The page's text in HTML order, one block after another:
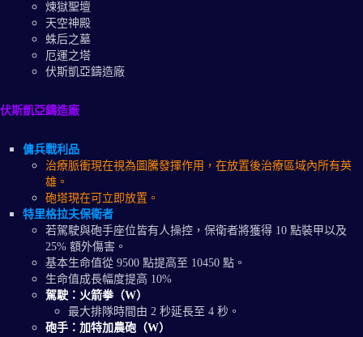
煉獄聖壇
天空神殿
蛛后之墓
厄運之塔
伏斯凱亞鑄造廠
伏斯凱亞鑄造廠
傭兵戰利品
治療脈衝現在視為圖騰發揮作用，在放置後治療區域內所有英
雄。
砲塔現在可立即放置。
特里格拉夫保衛者
若駕駛與砲手座位皆有人操控，保衛者將獲得 10 點裝甲以及
25% 額外傷害。
基本生命值從 9500 點提高至 10450 點。
生命值成長幅度提高 10%
駕駛：火箭拳（W）
最大排隊時間由 2 秒延長至 4 秒。
砲手：加特加農砲（W）